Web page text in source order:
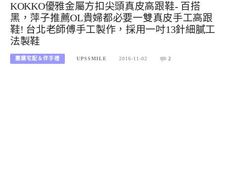
KOKKO優雅金屬方扣尖頭真皮高跟鞋- 百搭
黑，萍子推薦OL貴婦都必要一雙真皮手工高跟
鞋! 台北老師傅手工製作，採用一吋13針細膩工
法製鞋
團購宅配＆伴手禮 UPSSMILE 2016-11-02 2